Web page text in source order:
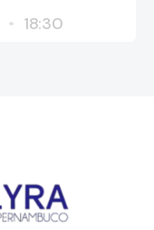
18:30